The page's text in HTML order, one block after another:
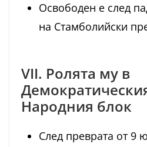
Освободен е след
на Стамболийски
VII. Ролята му в
Народния блок
След преврата от 9